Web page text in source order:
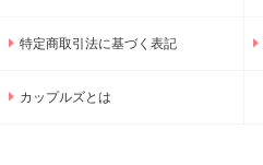
特定商取引法に基づく表記
カップルズとは